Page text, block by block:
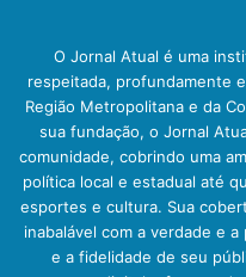
O Jornal Atual é uma
respeitada, profundamente
Região Metropolitana e da
sua fundação, o Jornal
comunidade, cobrindo uma
política local e estadual até
esportes e cultura. Sua
inabalável com a verdade e
e a fidelidade de seu